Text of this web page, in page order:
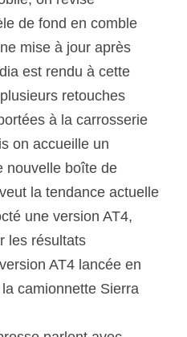
de fond en comble
mise à jour après
est rendu à cette
retouches
à la carrosserie
on accueille un
nouvelle boîte de
la tendance actuelle
une version AT4,
les résultats
AT4 lancée en
camionnette Sierra